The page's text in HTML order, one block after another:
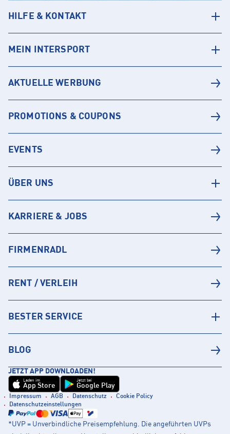
HILFE & KONTAKT
MEIN INTERSPORT
AKTUELLE WERBUNG
PROMOTIONS & COUPONS
EVENTS
ÜBER UNS
KARRIERE & JOBS
FIRMENRADL
RENT / VERLEIH
BESTER SERVICE
BLOG
JETZT APP DOWNLOADEN!
Laden im
App Store
Jetzt bei
Google Play
Impressum AGB Datenschutz
Cookie Policy
Datenschutzeinstellungen
*UVP = Unverbindliche Preisempfehlung. Die angeführten UVPs